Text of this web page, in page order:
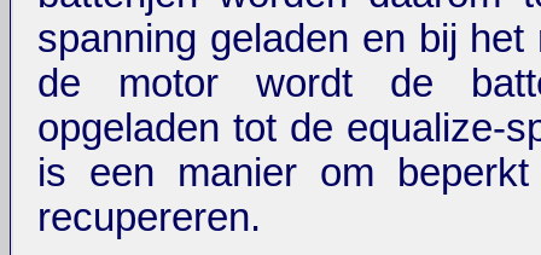
spanning geladen en bij het
de motor wordt de
opgeladen tot de equalize-
is een manier om
recupereren.